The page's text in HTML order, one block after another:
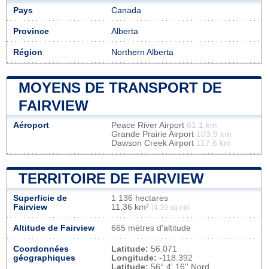
Pays Canada
Province Alberta
Région Northern Alberta
MOYENS DE TRANSPORT DE
FAIRVIEW
Aéroport Peace River Airport 61.1 km
Grande Prairie Airport 103.9 km
Dawson Creek Airport 117.6 km
TERRITOIRE DE FAIRVIEW
Superficie de
Fairview
1 136 hectares
11,36 km² (4,39 sq mi)
Altitude de Fairview 665 mètres d'altitude
Coordonnées
géographiques
Latitude: 56.071
Longitude: -118.392
Latitude: 56° 4' 16'' Nord